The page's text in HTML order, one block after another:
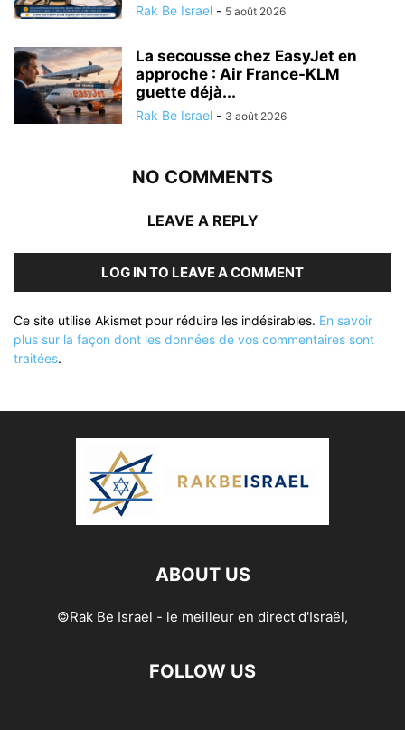
Rak Be Israel - 5 août 2026
La secousse chez EasyJet en
approche : Air France-KLM
guette déjà...
Rak Be Israel - 3 août 2026
NO COMMENTS
LEAVE A REPLY
LOG IN TO LEAVE A COMMENT
Ce site utilise Akismet pour réduire les indésirables. En savoir
plus sur la façon dont les données de vos commentaires sont
traitées.
ABOUT US
©Rak Be Israel - le meilleur en direct d'Israël,
FOLLOW US